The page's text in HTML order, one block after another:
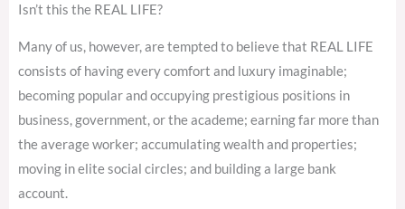
Isn’t this the REAL LIFE?
Many of us, however, are tempted to believe that REAL LIFE
consists of having every comfort and luxury imaginable;
becoming popular and occupying prestigious positions in
business, government, or the academe; earning far more than
the average worker; accumulating wealth and properties;
moving in elite social circles; and building a large bank
account.